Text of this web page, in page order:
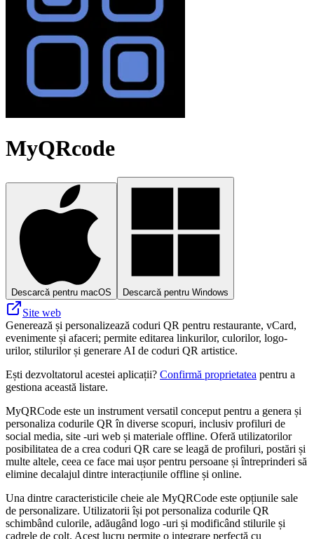
MyQRcode
Descarcă pentru macOS Descarcă pentru Windows
Site web
Generează și personalizează coduri QR pentru restaurante, vCard,
evenimente și afaceri; permite editarea linkurilor, culorilor, logo-
urilor, stilurilor și generare AI de coduri QR artistice.
Ești dezvoltatorul acestei aplicații? Confirmă proprietatea pentru a
gestiona această listare.
MyQRCode este un instrument versatil conceput pentru a genera și
personaliza codurile QR în diverse scopuri, inclusiv profiluri de
social media, site -uri web și materiale offline. Oferă utilizatorilor
posibilitatea de a crea coduri QR care se leagă de profiluri, postări și
multe altele, ceea ce face mai ușor pentru persoane și întreprinderi să
elimine decalajul dintre interacțiunile offline și online.
Una dintre caracteristicile cheie ale MyQRCode este opțiunile sale
de personalizare. Utilizatorii își pot personaliza codurile QR
schimbând culorile, adăugând logo -uri și modificând stilurile și
cadrele de colț. Acest lucru permite o integrare perfectă cu